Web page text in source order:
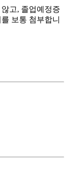
고, 졸업예정증
보통 첨부합니